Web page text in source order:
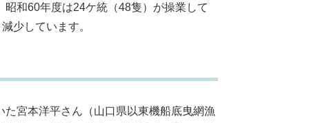
和60年度は24ケ統（48隻）が操業して
少しています。
宮本洋平さん（山口県以東機船底曳網漁